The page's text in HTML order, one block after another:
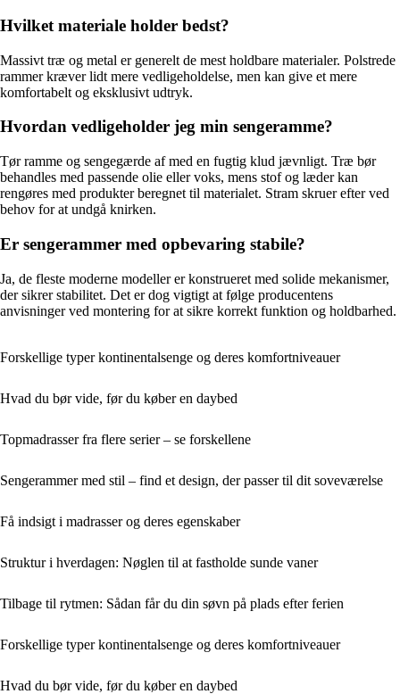
Hvilket materiale holder bedst?
Massivt træ og metal er generelt de mest holdbare materialer. Polstrede
rammer kræver lidt mere vedligeholdelse, men kan give et mere
komfortabelt og eksklusivt udtryk.
Hvordan vedligeholder jeg min sengeramme?
Tør ramme og sengegærde af med en fugtig klud jævnligt. Træ bør
behandles med passende olie eller voks, mens stof og læder kan
rengøres med produkter beregnet til materialet. Stram skruer efter ved
behov for at undgå knirken.
Er sengerammer med opbevaring stabile?
Ja, de fleste moderne modeller er konstrueret med solide mekanismer,
der sikrer stabilitet. Det er dog vigtigt at følge producentens
anvisninger ved montering for at sikre korrekt funktion og holdbarhed.
Forskellige typer kontinentalsenge og deres komfortniveauer
Hvad du bør vide, før du køber en daybed
Topmadrasser fra flere serier – se forskellene
Sengerammer med stil – find et design, der passer til dit soveværelse
Få indsigt i madrasser og deres egenskaber
Struktur i hverdagen: Nøglen til at fastholde sunde vaner
Tilbage til rytmen: Sådan får du din søvn på plads efter ferien
Forskellige typer kontinentalsenge og deres komfortniveauer
Hvad du bør vide, før du køber en daybed